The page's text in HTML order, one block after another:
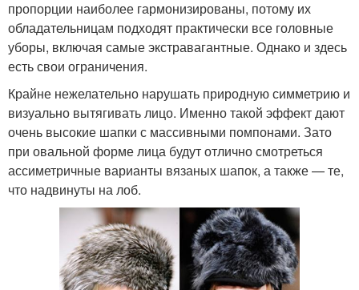
пропорции наиболее гармонизированы, потому их
обладательницам подходят практически все головные
уборы, включая самые экстравагантные. Однако и здесь
есть свои ограничения.
Крайне нежелательно нарушать природную симметрию и
визуально вытягивать лицо. Именно такой эффект дают
очень высокие шапки с массивными помпонами. Зато
при овальной форме лица будут отлично смотреться
ассиметричные варианты вязаных шапок, а также — те,
что надвинуты на лоб.